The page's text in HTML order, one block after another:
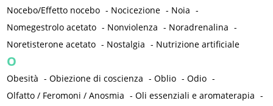
Nocebo/Effetto nocebo - Nocicezione - Noia -
Nomegestrolo acetato - Nonviolenza - Noradrenalina -
Noretisterone acetato - Nostalgia - Nutrizione artificiale
O
Obesità -Obiezione di coscienza -Oblio -Odio -
Olfatto / Feromoni / Anosmia -Oli essenziali e aromaterapia -